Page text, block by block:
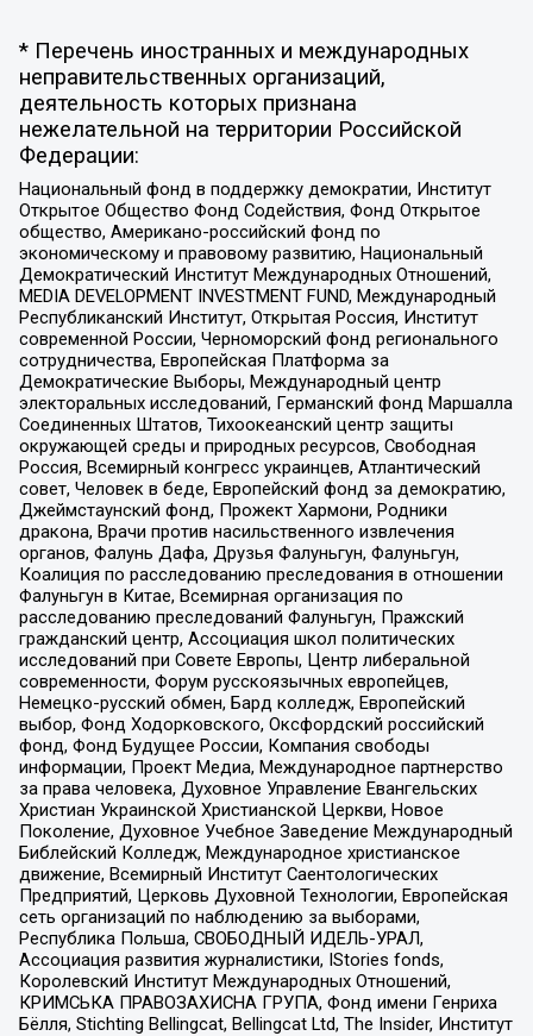
* Перечень иностранных и международных
неправительственных организаций,
деятельность которых признана
нежелательной на территории Российской
Федерации:
Национальный фонд в поддержку демократии, Институт
Открытое Общество Фонд Содействия, Фонд Открытое
общество, Американо-российский фонд по
экономическому и правовому развитию, Национальный
Демократический Институт Международных Отношений,
MEDIA DEVELOPMENT INVESTMENT FUND, Международный
Республиканский Институт, Открытая Россия, Институт
современной России, Черноморский фонд регионального
сотрудничества, Европейская Платформа за
Демократические Выборы, Международный центр
электоральных исследований, Германский фонд Маршалла
Соединенных Штатов, Тихоокеанский центр защиты
окружающей среды и природных ресурсов, Свободная
Россия, Всемирный конгресс украинцев, Атлантический
совет, Человек в беде, Европейский фонд за демократию,
Джеймстаунский фонд, Прожект Хармони, Родники
дракона, Врачи против насильственного извлечения
органов, Фалунь Дафа, Друзья Фалуньгун, Фалуньгун,
Коалиция по расследованию преследования в отношении
Фалуньгун в Китае, Всемирная организация по
расследованию преследований Фалуньгун, Пражский
гражданский центр, Ассоциация школ политических
исследований при Совете Европы, Центр либеральной
современности, Форум русскоязычных европейцев,
Немецко-русский обмен, Бард колледж, Европейский
выбор, Фонд Ходорковского, Оксфордский российский
фонд, Фонд Будущее России, Компания свободы
информации, Проект Медиа, Международное партнерство
за права человека, Духовное Управление Евангельских
Христиан Украинской Христианской Церкви, Новое
Поколение, Духовное Учебное Заведение Международный
Библейский Колледж, Международное христианское
движение, Всемирный Институт Саентологических
Предприятий, Церковь Духовной Технологии, Европейская
сеть организаций по наблюдению за выборами,
Республика Польша, СВОБОДНЫЙ ИДЕЛЬ-УРАЛ,
Ассоциация развития журналистики, IStories fonds,
Королевский Институт Международных Отношений,
КРИМСЬКА ПРАВОЗАХИСНА ГРУПА, Фонд имени Генриха
Бёлля, Stichting Bellingcat, Bellingcat Ltd, The Insider, Институт